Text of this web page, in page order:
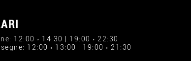
12:00 › 14:30 | 19:00 › 22:30
12:00 › 13:00 | 19:00 › 21:30